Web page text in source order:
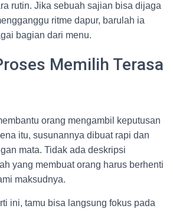
rutin. Jika sebuah sajian bisa dijaga
ritme dapur, barulah ia
bagian dari menu.
Memilih Terasa
orang mengambil keputusan
itu, susunannya dibuat rapi dan
mata. Tidak ada deskripsi
yang membuat orang harus berhenti
maksudnya.
ini, tamu bisa langsung fokus pada